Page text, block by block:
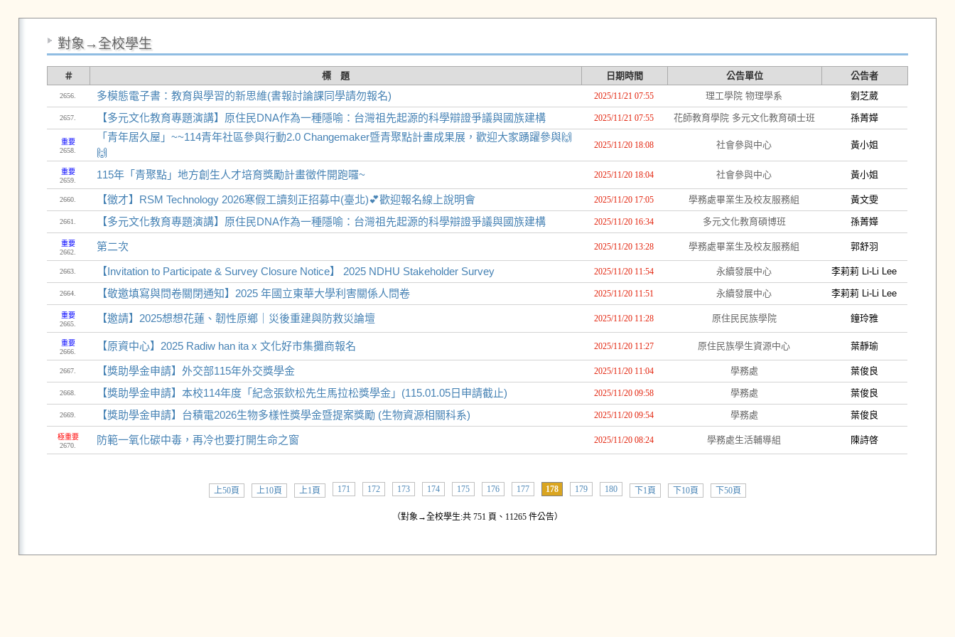
對象→全校學生
＃ 標 題 日期時間 公告單位 公告者
2656. 多模態電子書：教育與學習的新思維(書報討論課同學請勿報名) 2025/11/21 07:55 理工學院 物理學系 劉芝葳
2657. 【多元文化教育專題演講】原住民DNA作為一種隱喻：台灣祖先起源的科學辯證爭議與國族建構 2025/11/21 07:55 花師教育學院 多元文化教育碩士班 孫菁嬅
重要
2658.
「青年居久屋」~~114青年社區參與行動2.0 Changemaker暨青聚點計畫成果展，歡迎大家踴躍參與🙌
🙌
2025/11/20 18:08 社會參與中心 黃小姐
重要
2659.
115年「青聚點」地方創生人才培育獎勵計畫徵件開跑囉~ 2025/11/20 18:04 社會參與中心 黃小姐
2660. 【徵才】RSM Technology 2026寒假工讀刻正招募中(臺北)💕歡迎報名線上說明會 2025/11/20 17:05 學務處畢業生及校友服務組 黃文雯
2661. 【多元文化教育專題演講】原住民DNA作為一種隱喻：台灣祖先起源的科學辯證爭議與國族建構 2025/11/20 16:34 多元文化教育碩博班 孫菁嬅
重要
2662.
第二次 2025/11/20 13:28 學務處畢業生及校友服務組 郭舒羽
2663. 【Invitation to Participate & Survey Closure Notice】 2025 NDHU Stakeholder Survey 2025/11/20 11:54 永續發展中心 李莉莉 Li-Li Lee
2664. 【敬邀填寫與問卷關閉通知】2025 年國立東華大學利害關係人問卷 2025/11/20 11:51 永續發展中心 李莉莉 Li-Li Lee
重要
2665.
【邀請】2025想想花蓮、韌性原鄉｜災後重建與防救災論壇 2025/11/20 11:28 原住民民族學院 鐘玲雅
重要
2666.
【原資中心】2025 Radiw han ita x 文化好市集攤商報名 2025/11/20 11:27 原住民族學生資源中心 葉靜瑜
2667. 【獎助學金申請】外交部115年外交獎學金 2025/11/20 11:04 學務處 葉俊良
2668. 【獎助學金申請】本校114年度「紀念張欽松先生馬拉松獎學金」(115.01.05日申請截止) 2025/11/20 09:58 學務處 葉俊良
2669. 【獎助學金申請】台積電2026生物多樣性獎學金暨提案獎勵 (生物資源相關科系) 2025/11/20 09:54 學務處 葉俊良
極重要
2670.
防範一氧化碳中毒，再冷也要打開生命之窗 2025/11/20 08:24 學務處生活輔導組 陳詩啓
上50頁 上10頁 上1頁 171 172 173 174 175 176 177 178 179 180 下1頁 下10頁 下50頁
（對象→全校學生:共 751 頁、11265 件公告）